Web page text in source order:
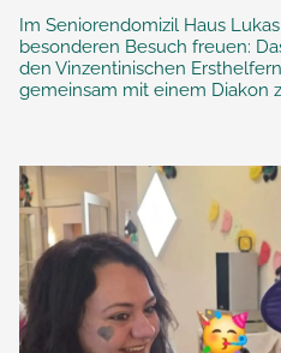
Im Seniorendomizil Haus
besonderen Besuch freuen:
den Vinzentinischen
gemeinsam mit einem Diakon